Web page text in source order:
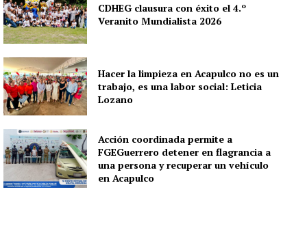
CDHEG clausura con éxito el 4.º
Veranito Mundialista 2026
Hacer la limpieza en Acapulco no es un
trabajo, es una labor social: Leticia
Lozano
Acción coordinada permite a
FGEGuerrero detener en flagrancia a
una persona y recuperar un vehículo
en Acapulco